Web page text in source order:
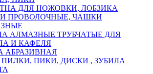
ДЛЯ НОЖОВКИ, ЛОБЗИКА
ПРОВОЛОЧНЫЕ, ЧАШКИ
АЛМАЗНЫЕ ТРУБЧАТЫЕ ДЛЯ
И КАФЕЛЯ
АБРАЗИВНАЯ
ПИЛКИ, ПИКИ, ДИСКИ , ЗУБИЛА